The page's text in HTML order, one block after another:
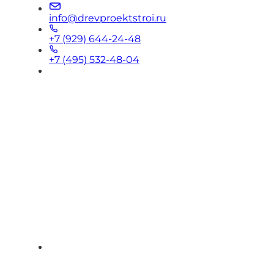
info@drevproektstroi.ru
+7 (929) 644-24-48
+7 (495) 532-48-04